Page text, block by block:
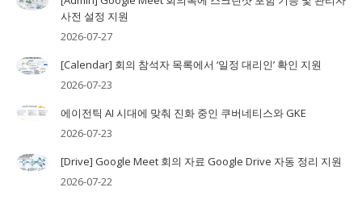
사전 설정 지원
2026-07-27
[Calendar] 회의 참석자 목록에서 ‘일정 대리인’ 확인 지원
2026-07-23
에이전틱 AI 시대에 맞춰 진화 중인 쿠버네티스와 GKE
2026-07-23
[Drive] Google Meet 회의 자료 Google Drive 자동 정리 지원
2026-07-22